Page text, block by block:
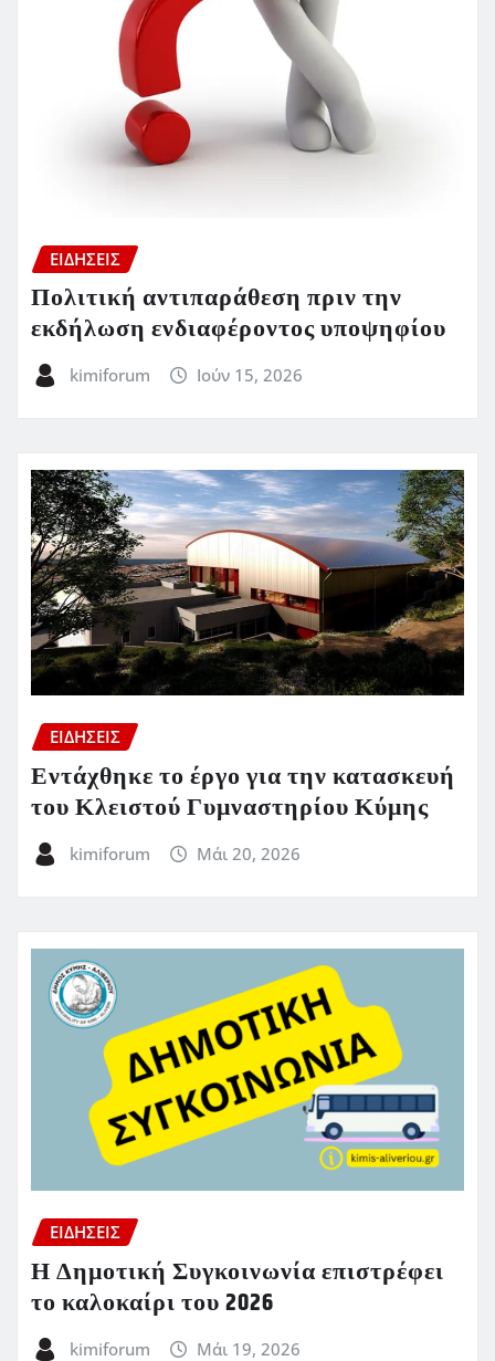
ΕΙΔΗΣΕΙΣ
Πολιτική αντιπαράθεση πριν την
εκδήλωση ενδιαφέροντος υποψηφίου
kimiforum Ιούν 15, 2026
ΕΙΔΗΣΕΙΣ
Εντάχθηκε το έργο για την κατασκευή
του Κλειστού Γυμναστηρίου Κύμης
kimiforum Μάι 20, 2026
ΕΙΔΗΣΕΙΣ
Η Δημοτική Συγκοινωνία επιστρέφει
το καλοκαίρι του 2026
kimiforum Μάι 19, 2026